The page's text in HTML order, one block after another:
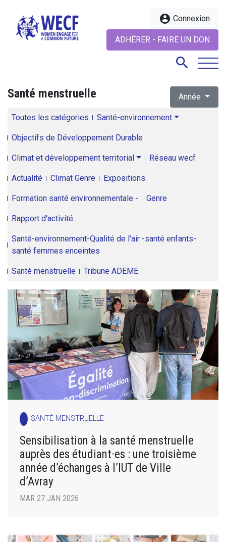
account_circle Connexion
ADHÉRER - FAIRE UN DON
search
Santé menstruelle Année
Toutes les catégories Santé-environnement
Objectifs de Développement Durable
Climat et développement territorial Réseau wecf
Actualité Climat Genre Expositions
Formation santé environnementale - Genre
Rapport d'activité
Santé-environnement-Qualité de l'air -santé enfants-
santé femmes enceintes
Santé menstruelle Tribune ADEME
SANTÉ MENSTRUELLE
Sensibilisation à la santé menstruelle
auprès des étudiant·es : une troisième
année d’échanges à l’IUT de Ville
d’Avray
MAR 27 JAN 2026